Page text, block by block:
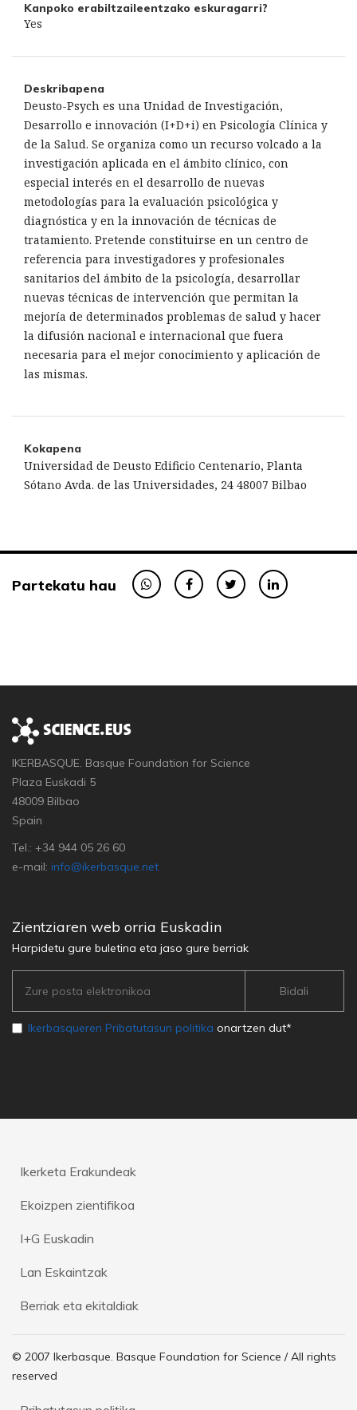
Kanpoko erabiltzaileentzako eskuragarri?
Yes
Deskribapena
Deusto-Psych es una Unidad de Investigación,
Desarrollo e innovación (I+D+i) en Psicología Clínica y
de la Salud. Se organiza como un recurso volcado a la
investigación aplicada en el ámbito clínico, con
especial interés en el desarrollo de nuevas
metodologías para la evaluación psicológica y
diagnóstica y en la innovación de técnicas de
tratamiento. Pretende constituirse en un centro de
referencia para investigadores y profesionales
sanitarios del ámbito de la psicología, desarrollar
nuevas técnicas de intervención que permitan la
mejoría de determinados problemas de salud y hacer
la difusión nacional e internacional que fuera
necesaria para el mejor conocimiento y aplicación de
las mismas.
Kokapena
Universidad de Deusto Edificio Centenario, Planta
Sótano Avda. de las Universidades, 24 48007 Bilbao
Partekatu hau
IKERBASQUE. Basque Foundation for Science
Plaza Euskadi 5
48009 Bilbao
Spain
Tel.: +34 944 05 26 60
e-mail: info@ikerbasque.net
Zientziaren web orria Euskadin
Harpidetu gure buletina eta jaso gure berriak
Ikerbasqueren Pribatutasun politika onartzen dut*
Ikerketa Erakundeak
Ekoizpen zientifikoa
I+G Euskadin
Lan Eskaintzak
Berriak eta ekitaldiak
© 2007 Ikerbasque. Basque Foundation for Science / All rights
reserved